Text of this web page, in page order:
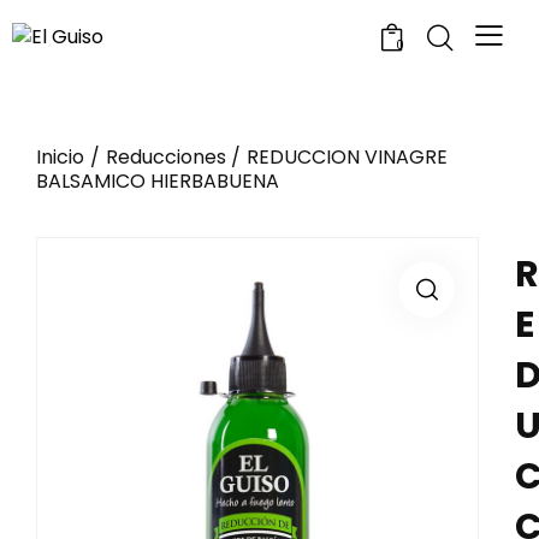
0
Inicio Reducciones
REDUCCION VINAGRE
BALSAMICO HIERBABUENA
R
E